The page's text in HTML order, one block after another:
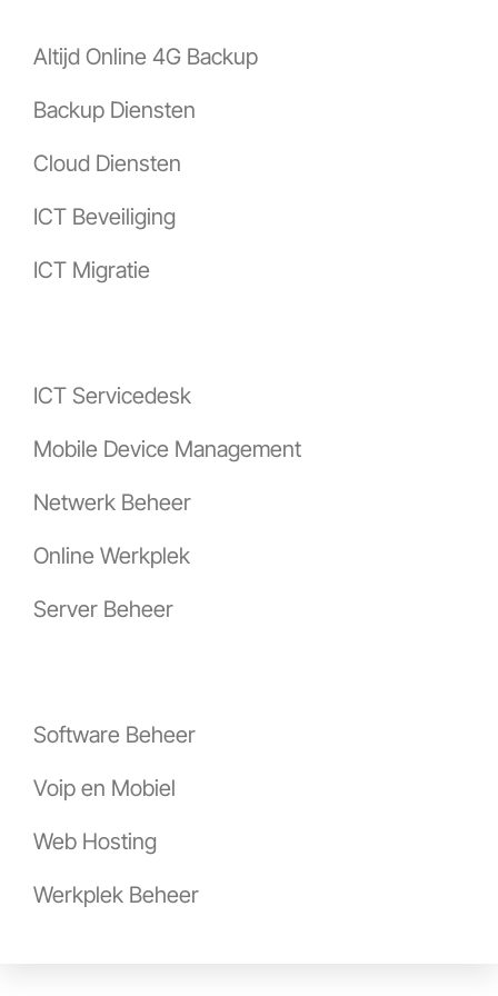
Altijd Online 4G Backup
Backup Diensten
Cloud Diensten
ICT Beveiliging
ICT Migratie
ICT Servicedesk
Mobile Device Management
Netwerk Beheer
Online Werkplek
Server Beheer
Software Beheer
Voip en Mobiel
Web Hosting
Werkplek Beheer